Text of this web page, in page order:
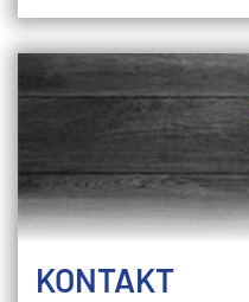
KONTAKT